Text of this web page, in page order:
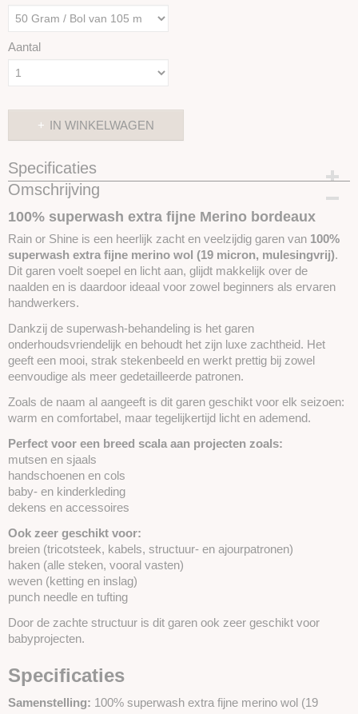
Aantal
IN WINKELWAGEN
Specificaties
Productcode
Omschrijving
100% superwash extra fijne Merino bordeaux
Rain or Shine is een heerlijk zacht en veelzijdig garen van 100%
superwash extra fijne merino wol (19 micron, mulesingvrij).
Dit garen voelt soepel en licht aan, glijdt makkelijk over de
naalden en is daardoor ideaal voor zowel beginners als ervaren
handwerkers.
Dankzij de superwash-behandeling is het garen
onderhoudsvriendelijk en behoudt het zijn luxe zachtheid. Het
geeft een mooi, strak stekenbeeld en werkt prettig bij zowel
eenvoudige als meer gedetailleerde patronen.
Zoals de naam al aangeeft is dit garen geschikt voor elk seizoen:
warm en comfortabel, maar tegelijkertijd licht en ademend.
Perfect voor een breed scala aan projecten zoals:
mutsen en sjaals
handschoenen en cols
baby- en kinderkleding
dekens en accessoires
Ook zeer geschikt voor:
breien (tricotsteek, kabels, structuur- en ajourpatronen)
haken (alle steken, vooral vasten)
weven (ketting en inslag)
punch needle en tufting
Door de zachte structuur is dit garen ook zeer geschikt voor
babyprojecten.
Specificaties
Samenstelling: 100% superwash extra fijne merino wol (19